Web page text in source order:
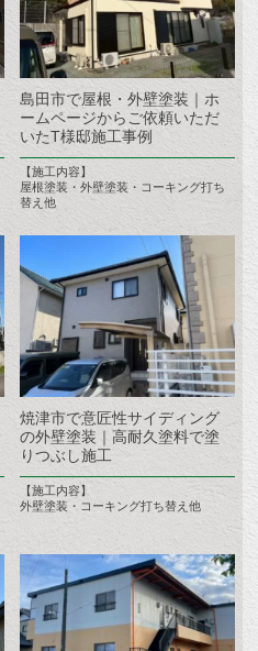
島田市で屋根・外壁塗装｜ホ
ームページからご依頼いただ
いたT様邸施工事例
【施工内容】
屋根塗装・外壁塗装・コーキング打ち
替え他
焼津市で意匠性サイディング
の外壁塗装｜高耐久塗料で塗
りつぶし施工
【施工内容】
外壁塗装・コーキング打ち替え他